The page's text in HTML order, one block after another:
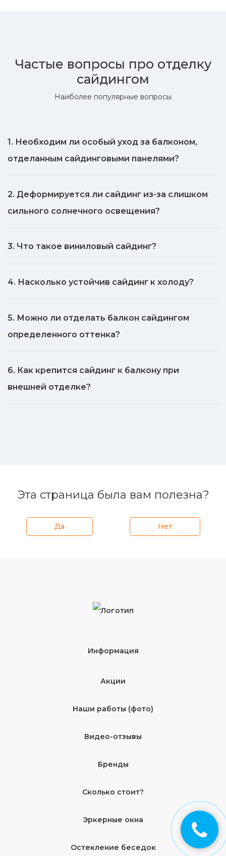
Частые вопросы про отделку
сайдингом
Наиболее популярные вопросы
1. Необходим ли особый уход за балконом,
отделанным сайдинговыми панелями?
2. Деформируется ли сайдинг из-за слишком
сильного солнечного освещения?
3. Что такое виниловый сайдинг?
4. Насколько устойчив сайдинг к холоду?
5. Можно ли отделать балкон сайдингом
определенного оттенка?
6. Как крепится сайдинг к балкону при
внешней отделке?
Эта страница была вам полезна?
Да Нет
Информация
Акции
Наши работы (фото)
Видео-отзывы
Бренды
Сколько стоит?
Эркерные окна
Остекление беседок